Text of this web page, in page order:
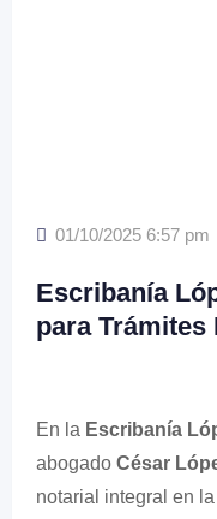
01/10/2025 6:57 pm
Escribanía
para Trámites
En la Escribanía
abogado César
notarial integral en